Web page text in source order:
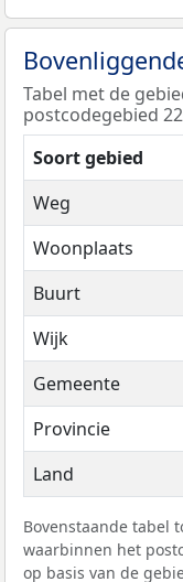
Tabel met de
postcodegebied
Soort gebied
Weg
Woonplaats
Buurt
Wijk
Gemeente
Provincie
Land
Bovenstaande tabel
waarbinnen het
op basis van de